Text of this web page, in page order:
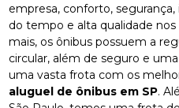
empresa, conforto,
do tempo e alta qualidade
mais, os ônibus possuem a
circular, além de seguro e
uma vasta frota com os
aluguel de ônibus em SP.